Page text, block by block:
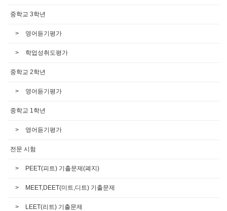
중학교 3학년
영어듣기평가
학업성취도평가
중학교 2학년
영어듣기평가
중학교 1학년
영어듣기평가
전문 시험
PEET(피트) 기출문제(폐지)
MEET,DEET(미트,디트) 기출문제
LEET(리트) 기출문제